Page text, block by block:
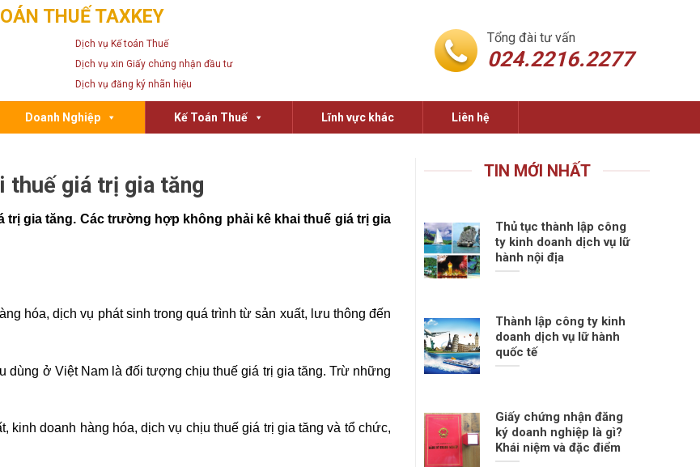
THUẾ TAXKEY
Dịch vụ Kế toán Thuế
Dịch vụ xin Giấy chứng nhận đầu tư
Dịch vụ đăng ký nhãn hiệu
Tổng đài tư vấn
024.2216.2277
Doanh Nghiệp Kế Toán Thuế Lĩnh vực khác Liên hệ
thuế giá trị gia tăng
gia tăng. Các trường hợp không phải kê khai thuế giá trị gia
hóa, dịch vụ phát sinh trong quá trình từ sản xuất, lưu thông đến
dùng ở Việt Nam là đối tượng chịu thuế giá trị gia tăng. Trừ những
kinh doanh hàng hóa, dịch vụ chịu thuế giá trị gia tăng và tổ chức,
TIN MỚI NHẤT
Thủ tục thành lập công
ty kinh doanh dịch vụ lữ
hành nội địa
Thành lập công ty kinh
doanh dịch vụ lữ hành
quốc tế
Giấy chứng nhận đăng
ký doanh nghiệp là gì?
Khái niệm và đặc điểm